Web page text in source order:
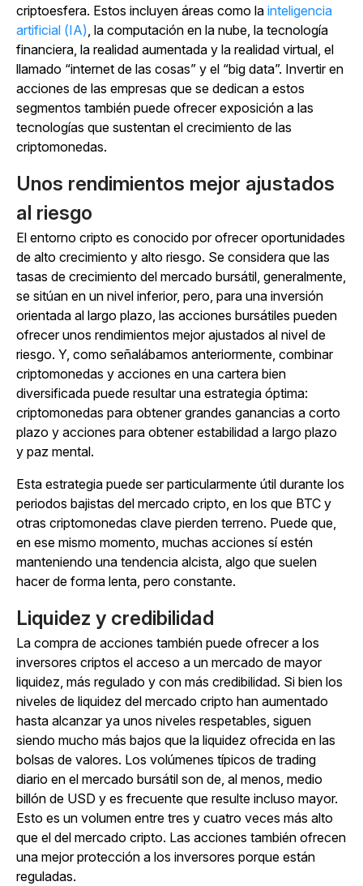
criptoesfera. Estos incluyen áreas como la inteligencia
artificial (IA), la computación en la nube, la tecnología
financiera, la realidad aumentada y la realidad virtual, el
llamado “internet de las cosas” y el “big data”. Invertir en
acciones de las empresas que se dedican a estos
segmentos también puede ofrecer exposición a las
tecnologías que sustentan el crecimiento de las
criptomonedas.
Unos rendimientos mejor ajustados
al riesgo
El entorno cripto es conocido por ofrecer oportunidades
de alto crecimiento y alto riesgo. Se considera que las
tasas de crecimiento del mercado bursátil, generalmente,
se sitúan en un nivel inferior, pero, para una inversión
orientada al largo plazo, las acciones bursátiles pueden
ofrecer unos rendimientos mejor ajustados al nivel de
riesgo. Y, como señalábamos anteriormente, combinar
criptomonedas y acciones en una cartera bien
diversificada puede resultar una estrategia óptima:
criptomonedas para obtener grandes ganancias a corto
plazo y acciones para obtener estabilidad a largo plazo
y paz mental.
Esta estrategia puede ser particularmente útil durante los
periodos bajistas del mercado cripto, en los que BTC y
otras criptomonedas clave pierden terreno. Puede que,
en ese mismo momento, muchas acciones sí estén
manteniendo una tendencia alcista, algo que suelen
hacer de forma lenta, pero constante.
Liquidez y credibilidad
La compra de acciones también puede ofrecer a los
inversores criptos el acceso a un mercado de mayor
liquidez, más regulado y con más credibilidad. Si bien los
niveles de liquidez del mercado cripto han aumentado
hasta alcanzar ya unos niveles respetables, siguen
siendo mucho más bajos que la liquidez ofrecida en las
bolsas de valores. Los volúmenes típicos de trading
diario en el mercado bursátil son de, al menos, medio
billón de USD y es frecuente que resulte incluso mayor.
Esto es un volumen entre tres y cuatro veces más alto
que el del mercado cripto. Las acciones también ofrecen
una mejor protección a los inversores porque están
reguladas.